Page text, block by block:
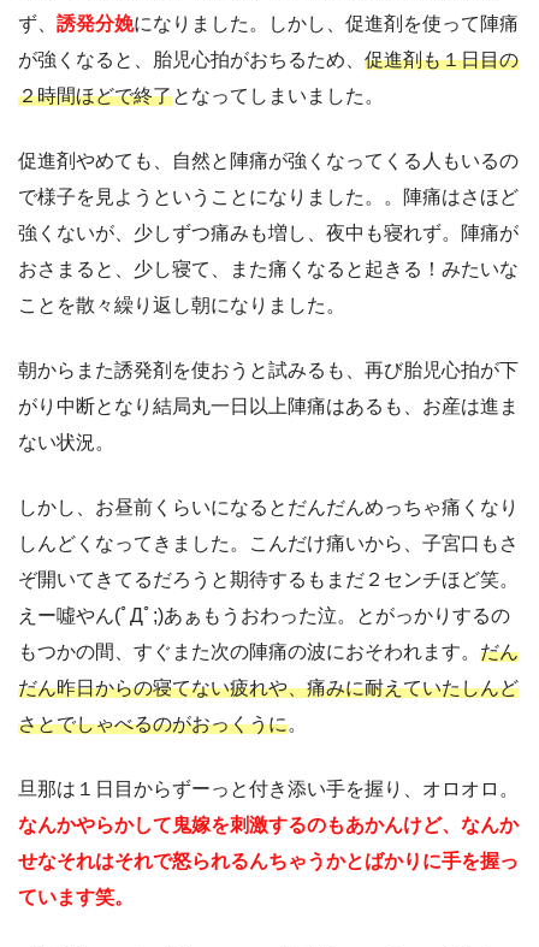
ず、 誘発分娩になりました。しかし、促進剤を使って陣痛
が強くなると、胎児心拍がおちるため、 促進剤も１日目の
２時間ほどで終了となってしまいました。
促進剤やめても、自然と陣痛が強くなってくる人もいるの
で様子を見ようということになりました。。陣痛はさほど
強くないが、少しずつ痛みも増し、夜中も寝れず。陣痛が
おさまると、少し寝て、また痛くなると起きる！みたいな
ことを散々繰り返し朝になりました。
朝からまた誘発剤を使おうと試みるも、再び胎児心拍が下
がり中断となり結局丸一日以上陣痛はあるも、お産は進ま
ない状況。
しかし、お昼前くらいになるとだんだんめっちゃ痛くなり
しんどくなってきました。こんだけ痛いから、子宮口もさ
ぞ開いてきてるだろうと期待するもまだ２センチほど笑。
えー噓やん(ﾟДﾟ;)あぁもうおわった泣。とがっかりするの
もつかの間、すぐまた次の陣痛の波におそわれます。 だん
だん昨日からの寝てない疲れや、痛みに耐えていたしんど
さとでしゃべるのがおっくうに。
旦那は１日目からずーっと付き添い手を握り、オロオロ。
なんかやらかして鬼嫁を刺激するのもあかんけど、なんか
せなそれはそれで怒られるんちゃうかとばかりに手を握っ
ています笑。